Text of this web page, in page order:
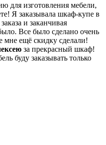
для изготовления мебели,
Я заказывала шкаф-купе в
и заканчивая
Все было сделано очень
мне ещё скидку сделали!
за прекрасный шкаф!
буду заказывать только